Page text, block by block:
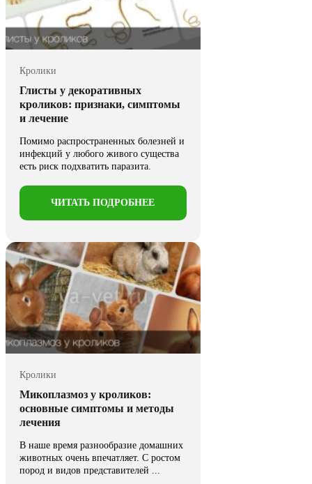
Кролики
Глисты у декоративных
кроликов: признаки, симптомы
и лечение
Помимо распространенных болезней и
инфекций у любого живого существа
есть риск подхватить паразита.
ЧИТАТЬ ПОДРОБНЕЕ
Кролики
Микоплазмоз у кроликов:
основные симптомы и методы
лечения
В наше время разнообразие домашних
животных очень впечатляет. С ростом
пород и видов представителей ...